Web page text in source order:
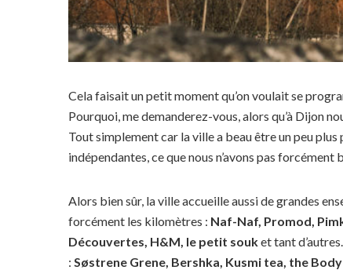
Cela faisait un petit moment qu’on voulait se
Pourquoi, me demanderez-vous, alors qu’à Dijon
Tout simplement car la ville a beau être un peu
indépendantes, ce que nous n’avons pas forcément
Alors bien sûr, la ville accueille aussi de grandes
forcément les kilomètres : Naf-Naf, Promod,
Découvertes, H&M, le petit souket tant
: Søstrene Grene, Bershka, Kusmi tea, the